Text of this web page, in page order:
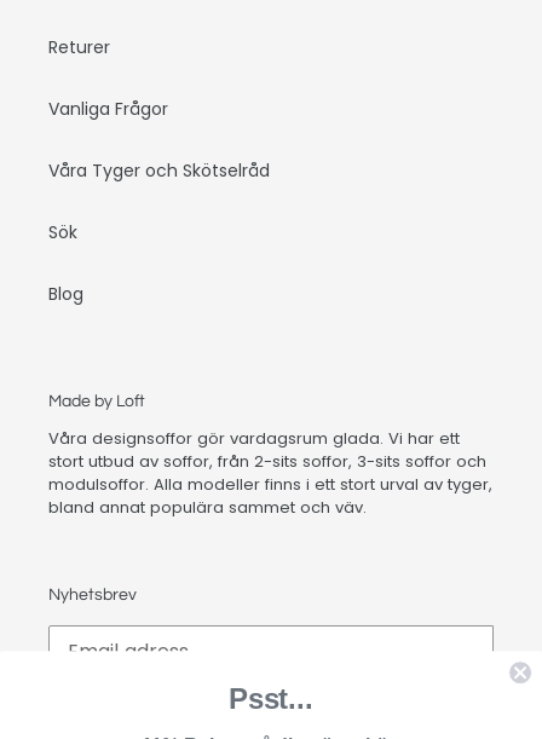
Returer
Vanliga Frågor
Våra Tyger och Skötselråd
Sök
Blog
Made by Loft
Våra designsoffor gör vardagsrum glada. Vi har ett
stort utbud av soffor, från 2-sits soffor, 3-sits soffor och
modulsoffor. Alla modeller finns i ett stort urval av tyger,
bland annat populära sammet och väv.
Nyhetsbrev
PRENUMERERA
Psst...